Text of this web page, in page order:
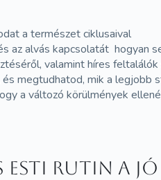
a természet ciklusaival
az alvás kapcsolatát
valamint híres
megtudhatod, mik a legjobb
a változó körülmények
esti rutin a